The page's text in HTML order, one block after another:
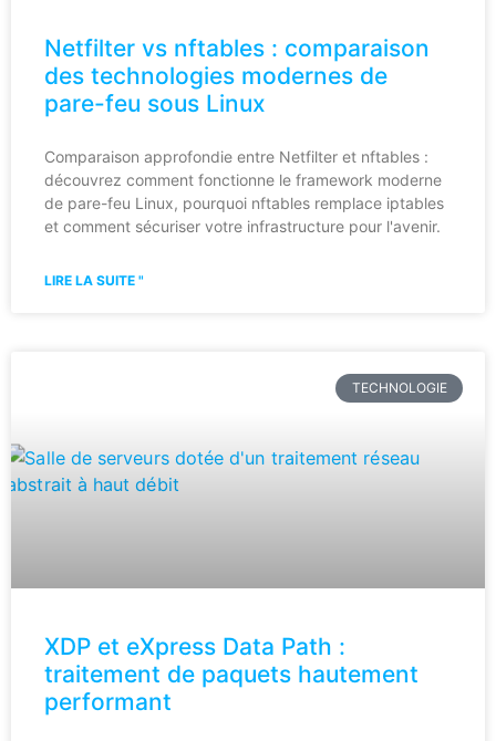
Netfilter vs nftables : comparaison
des technologies modernes de
pare-feu sous Linux
Comparaison approfondie entre Netfilter et nftables :
découvrez comment fonctionne le framework moderne
de pare-feu Linux, pourquoi nftables remplace iptables
et comment sécuriser votre infrastructure pour l'avenir.
LIRE LA SUITE "
TECHNOLOGIE
XDP et eXpress Data Path :
traitement de paquets hautement
performant